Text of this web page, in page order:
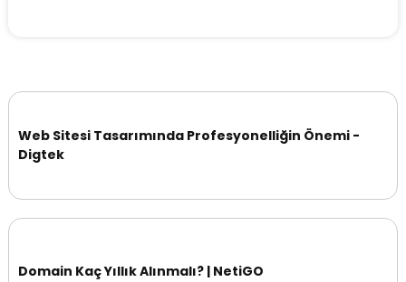
Web Sitesi Tasarımında Profesyonelliğin Önemi -
Digtek
Domain Kaç Yıllık Alınmalı? | NetiGO